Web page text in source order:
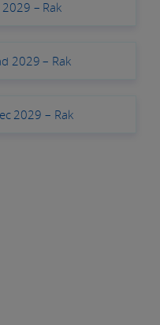
– Rak
2029 – Rak
2029 – Rak